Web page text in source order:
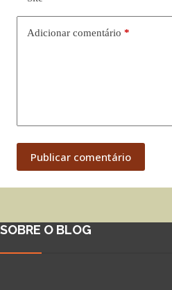
Adicionar comentário *
Publicar comentário
SOBRE O BLOG